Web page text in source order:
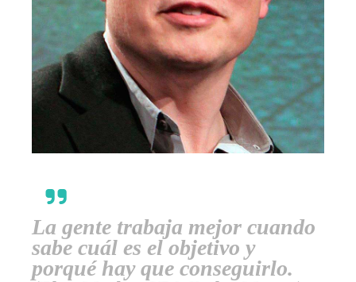
La gente trabaja mejor cuando
sabe cuál es el objetivo y
porqué hay que conseguirlo.